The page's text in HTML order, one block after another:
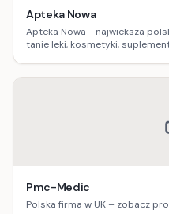
Apteka Nowa
Apteka Nowa - najwieksza
tanie leki, kosmetyki,
Pmc-Medic
Polska firma w UK – zobacz